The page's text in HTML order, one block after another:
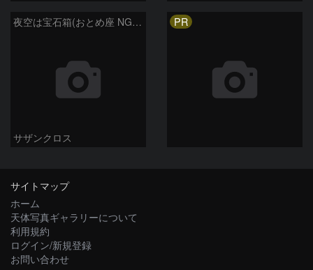
夜空は宝石箱(おとめ座 NGC5746) Seestar50
サザンクロス
PR
サイトマップ
ホーム
天体写真ギャラリーについて
利用規約
ログイン/新規登録
お問い合わせ